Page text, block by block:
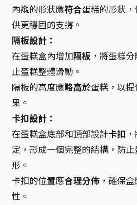
內襯的形狀應符合蛋糕的形狀
供更穩固的支撐。
隔板設計：
在蛋糕盒內增加隔板 ，將蛋糕
止蛋糕整體滑動。
隔板的高度應略高於蛋糕，以
果。
卡扣設計：
在蛋糕盒底部和頂部設計卡扣
定，形成一個完整的結構，防
形。
卡扣的位置應合理分佈 ，確保
性。